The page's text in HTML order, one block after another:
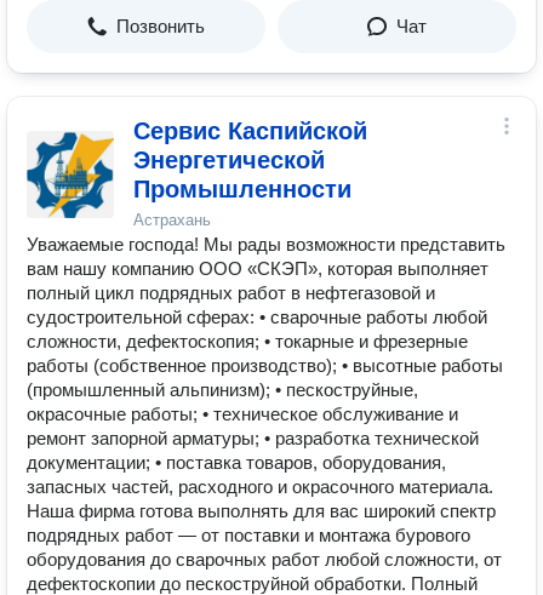
Позвонить Чат
Сервис Каспийской
Энергетической
Промышленности
Астрахань
Уважаемые господа! Мы рады возможности представить
вам нашу компанию ООО «СКЭП», которая выполняет
полный цикл подрядных работ в нефтегазовой и
судостроительной сферах: • сварочные работы любой
сложности, дефектоскопия; • токарные и фрезерные
работы (собственное производство); • высотные работы
(промышленный альпинизм); • пескоструйные,
окрасочные работы; • техническое обслуживание и
ремонт запорной арматуры; • разработка технической
документации; • поставка товаров, оборудования,
запасных частей, расходного и окрасочного материала.
Наша фирма готова выполнять для вас широкий спектр
подрядных работ — от поставки и монтажа бурового
оборудования до сварочных работ любой сложности, от
дефектоскопии до пескоструйной обработки. Полный